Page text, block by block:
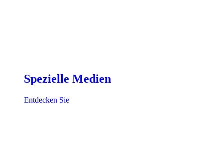
Spezielle Medien
Entdecken Sie